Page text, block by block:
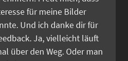
für meine Bilder
Und ich danke dir für
Ja, vielleicht läuft
über den Weg. Oder man